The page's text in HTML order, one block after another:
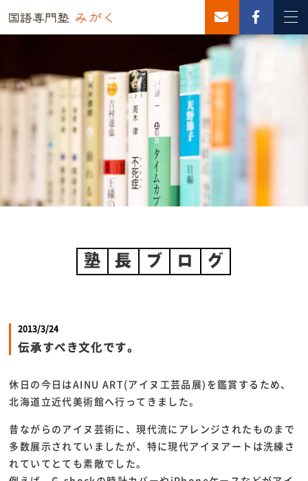
塾 長 ブ ロ グ
2013/3/24
伝承すべき文化です。
休日の今日はAINU ART(アイヌ工芸品展)を鑑賞するため、
北海道立近代美術館へ行ってきました。
昔ながらのアイヌ芸術に、現代流にアレンジされたものまで
多数展示されていましたが、特に現代アイヌアートは洗練さ
れていてとても素敵でした。